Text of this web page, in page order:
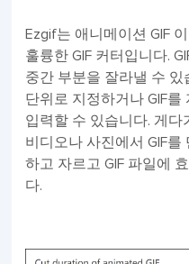
Ezgif는 애니메이션 GIF
훌륭한 GIF 커터입니다.
중간 부분을 잘라낼 수
단위로 지정하거나 GIF
입력할 수 있습니다. 게다
비디오나 사진에서 GIF
하고 자르고 GIF 파일에
다.